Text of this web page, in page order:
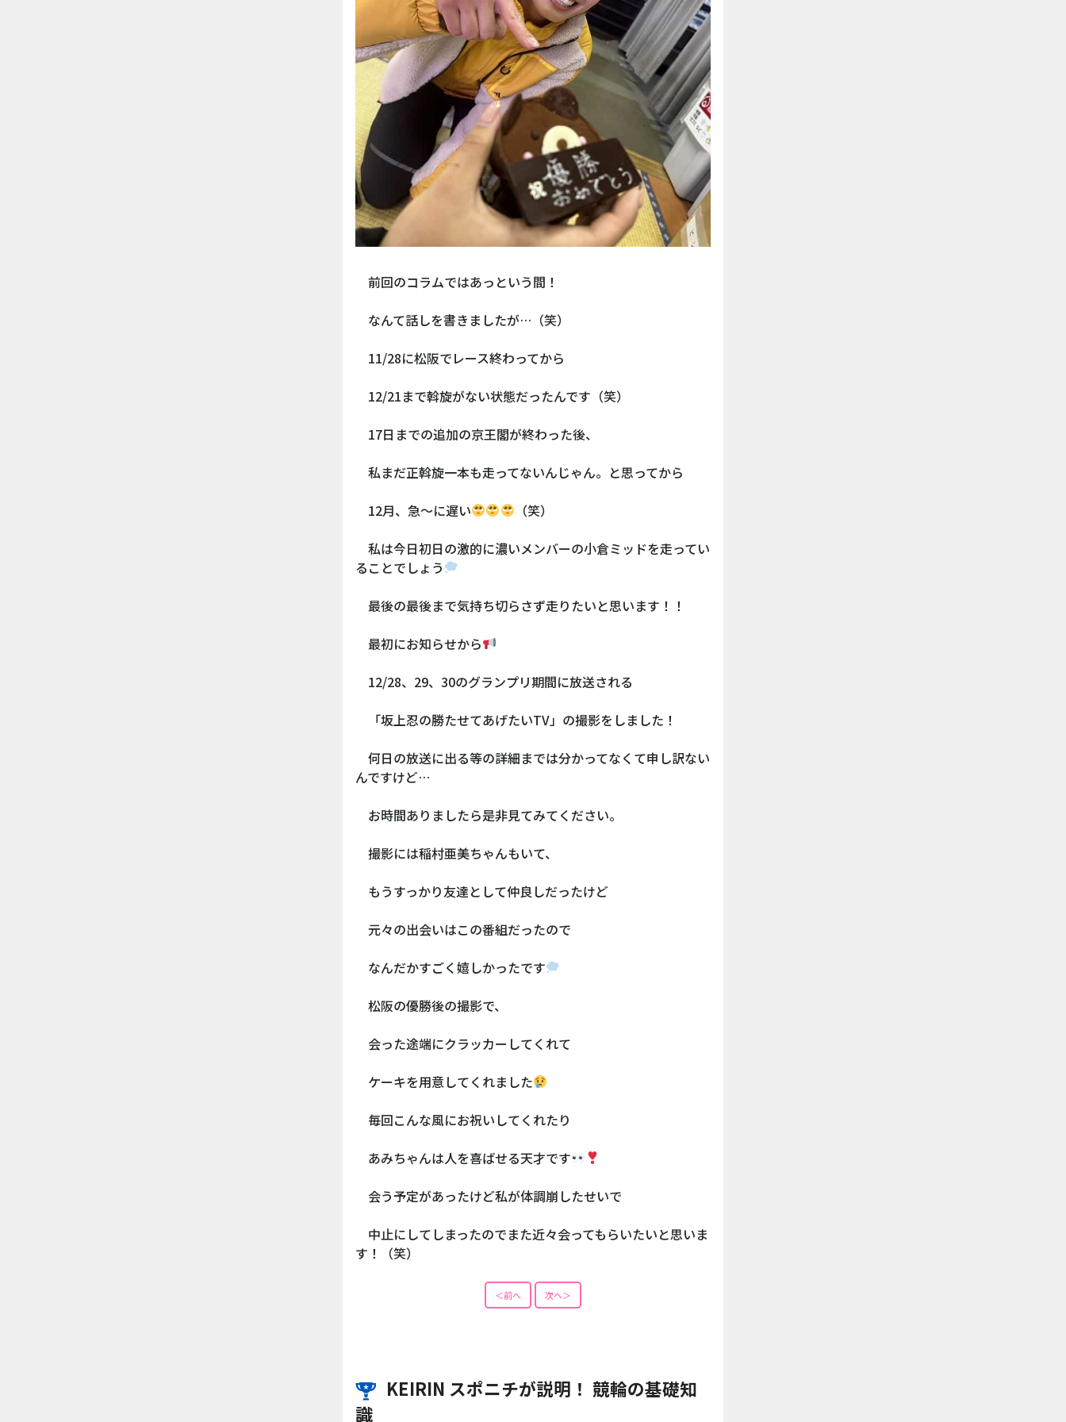
前回のコラムではあっという間！
なんて話しを書きましたが…（笑）
11/28に松阪でレース終わってから
12/21まで斡旋がない状態だったんです（笑）
17日までの追加の京王閣が終わった後、
私まだ正斡旋一本も走ってないんじゃん。と思ってから
12月、急〜に遅い
（笑）
私は今日初日の激的に濃いメンバーの小倉ミッドを走ってい
ることでしょう
最後の最後まで気持ち切らさず走りたいと思います！！
最初にお知らせから
12/28、29、30のグランプリ期間に放送される
「坂上忍の勝たせてあげたいTV」の撮影をしました！
何日の放送に出る等の詳細までは分かってなくて申し訳ない
んですけど…
お時間ありましたら是非見てみてください。
撮影には稲村亜美ちゃんもいて、
もうすっかり友達として仲良しだったけど
元々の出会いはこの番組だったので
なんだかすごく嬉しかったです
松阪の優勝後の撮影で、
会った途端にクラッカーしてくれて
ケーキを用意してくれました
毎回こんな風にお祝いしてくれたり
あみちゃんは人を喜ばせる天才です
会う予定があったけど私が体調崩したせいで
中止にしてしまったのでまた近々会ってもらいたいと思いま
す！（笑）
＜前へ 次へ＞
KEIRIN スポニチが説明！ 競輪の基礎知
識